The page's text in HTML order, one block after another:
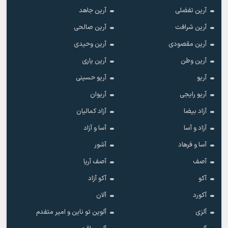
آرین تفضلی
آرین جاهد
آرین شرافت
آرین صالحی
آرین مقصودی
آرین وحیدی
آرین وطن
آرین یاری
آریو
آریو حسینی
آریو رایجی
آریوان
آزاد بیضا
آزاد کمالیان
آزاد و آسا
آسا و آزاد
آسا و فرهاد
آشور
آصف
آصف آریا
آکو
آکو آزاد
آکورد
آلان
آلزی
آلوین تو ناین و امیر متفدم